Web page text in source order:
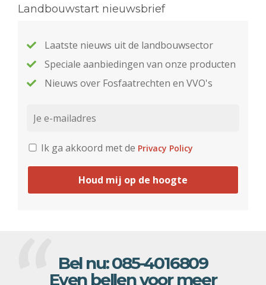
Landbouwstart nieuwsbrief
Laatste nieuws uit de landbouwsector
Speciale aanbiedingen van onze producten
Nieuws over Fosfaatrechten en VVO's
Ik ga akkoord met de Privacy Policy
Houd mij op de hoogte
Bel nu:085-4016809
Even bellen voor meer